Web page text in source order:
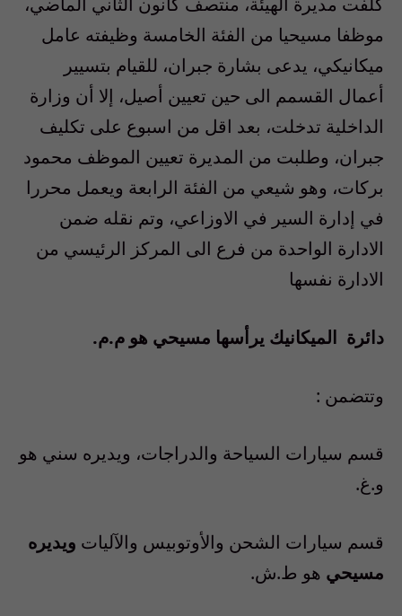
موظفا مسيحيا من الفئة الخامسة وظيفته عامل
ميكانيكي، يدعى بشارة جبران، للقيام بتسيير
أعمال القسمم الى حين تعيين أصيل، إلا أن وزارة
الداخلية تدخلت، بعد اقل من اسبوع على تكليف
جبران، وطلبت من المديرة تعيين الموظف محمود
بركات، وهو شيعي من الفئة الرابعة ويعمل محررا
في إدارة السير في الاوزاعي، وتم نقله ضمن
الادارة الواحدة من فرع الى المركز الرئيسي من
الادارة نفسها
دائرة الميكانيك يرأسها مسيحي هو م.م.
وتتضمن :
قسم سيارات السياحة والدراجات، ويديره سني هو
و.غ.
قسم سيارات الشحن والأوتوبيس والآليات ويديره
مسيحي هو ط.ش.